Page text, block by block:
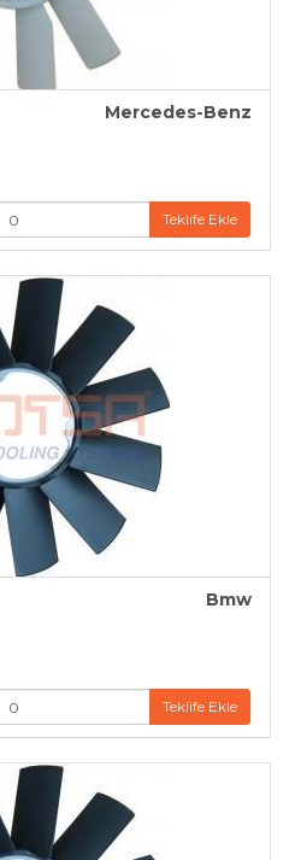
Mercedes-Benz
Teklife Ekle
Bmw
Teklife Ekle